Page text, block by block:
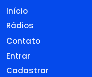
Início
Rádios
Contato
Entrar
Cadastrar